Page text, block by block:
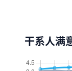
干系人满